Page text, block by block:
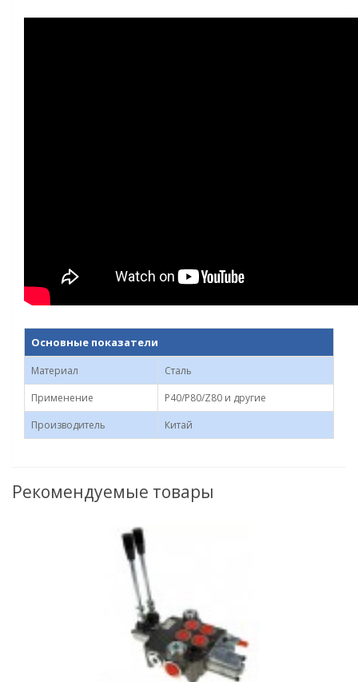
Основные показатели
Материал
Сталь
Применение
P40/Р80/Z80 и другие
Производитель
Китай
Рекомендуемые товары